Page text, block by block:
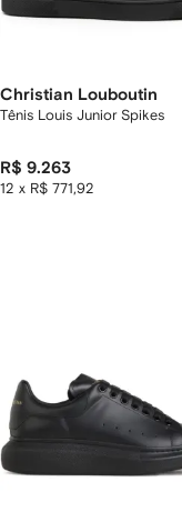
Christian Louboutin
Tênis Louis Junior Spikes
R$ 9.263
12 x R$ 771,92